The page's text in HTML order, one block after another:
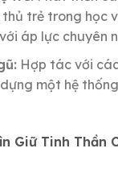
trẻ trong học
áp lực chuyên
Hợp tác với
một hệ
Giữ Tinh Thần